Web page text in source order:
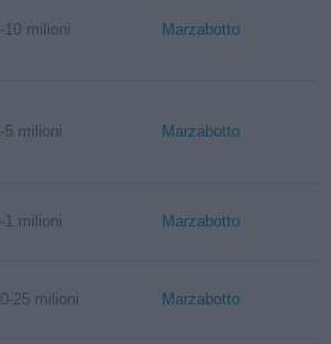
10 milioni Marzabotto
5 milioni Marzabotto
1 milioni Marzabotto
25 milioni Marzabotto